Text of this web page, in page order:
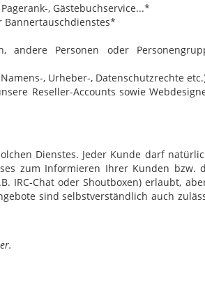
, Gästebuchservice...*
Bannertauschdienstes*
Personen oder
, Urheber-, Datenschutzrechte
Reseller-Accounts sowie
Dienstes. Jeder Kunde darf
zum Informieren Ihrer Kunden bzw.
IRC-Chat oder Shoutboxen) erlaubt,
sind selbstverständlich auch